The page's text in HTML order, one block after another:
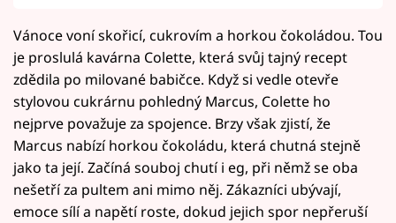
Vánoce voní skořicí, cukrovím a horkou čokoládou. Tou
je proslulá kavárna Colette, která svůj tajný recept
zdědila po milované babičce. Když si vedle otevře
stylovou cukrárnu pohledný Marcus, Colette ho
nejprve považuje za spojence. Brzy však zjistí, že
Marcus nabízí horkou čokoládu, která chutná stejně
jako ta její. Začíná souboj chutí i eg, při němž se oba
nešetří za pultem ani mimo něj. Zákazníci ubývají,
emoce sílí a napětí roste, dokud jejich spor nepřeruší